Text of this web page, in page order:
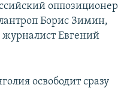
оппозиционер
Борис Зимин,
Евгений
освободит сразу